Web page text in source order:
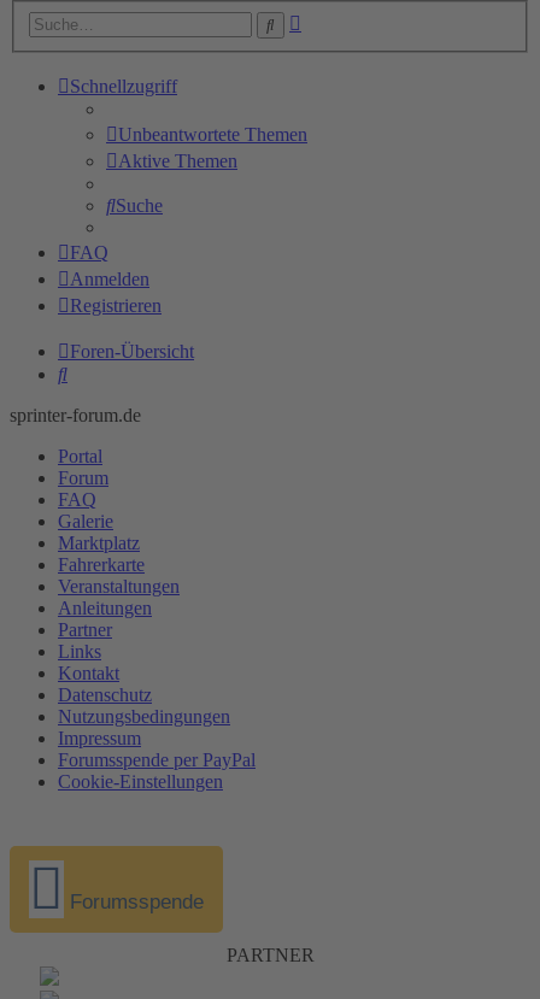
Suche
Schnellzugriff
Unbeantwortete Themen
Aktive Themen
Suche
FAQ
Anmelden
Registrieren
Foren-Übersicht
Suche
sprinter-forum.de
Portal
Forum
FAQ
Galerie
Marktplatz
Fahrerkarte
Veranstaltungen
Anleitungen
Partner
Links
Kontakt
Datenschutz
Nutzungsbedingungen
Impressum
Forumsspende per PayPal
Cookie-Einstellungen
Forumsspende
PARTNER